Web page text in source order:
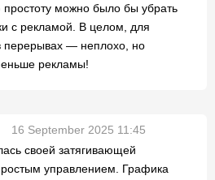
простоту можно было бы убрать
с рекламой. В целом, для
перерывах — неплохо, но
рекламы!
16 September 2025 11:45
своей затягивающей
управлением. Графика